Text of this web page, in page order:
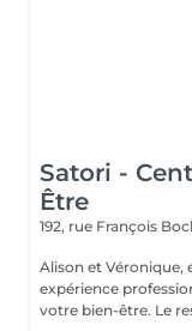
Satori -
Être
192, rue François
Alison et Véronique,
expérience
votre bien-